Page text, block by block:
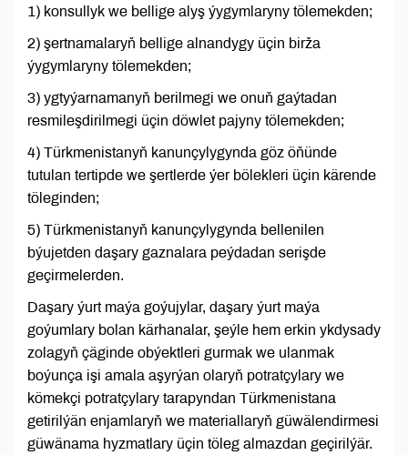
1) konsullyk we bellige alyş ýygymlaryny tölemekden;
2) şertnamalaryň bellige alnandygy üçin birža
ýygymlaryny tölemekden;
3) ygtyýarnamanyň berilmegi we onuň gaýtadan
resmileşdirilmegi üçin döwlet pajyny tölemekden;
4) Türkmenistanyň kanunçylygynda göz öňünde
tutulan tertipde we şertlerde ýer bölekleri üçin kärende
töleginden;
5) Türkmenistanyň kanunçylygynda bellenilen
býujetden daşary gaznalara peýdadan serişde
geçirmelerden.
Daşary ýurt maýa goýujylar, daşary ýurt maýa
goýumlary bolan kärhanalar, şeýle hem erkin ykdysady
zolagyň çäginde obýektleri gurmak we ulanmak
boýunça işi amala aşyrýan olaryň potratçylary we
kömekçi potratçylary tarapyndan Türkmenistana
getirilýän enjamlaryň we materiallaryň güwälendirmesi
güwänama hyzmatlary üçin töleg almazdan geçirilýär.